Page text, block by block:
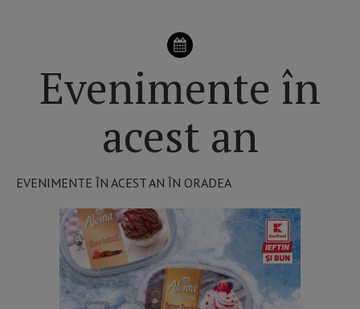
Evenimente în
acest an
EVENIMENTE ÎN ACEST AN ÎN ORADEA